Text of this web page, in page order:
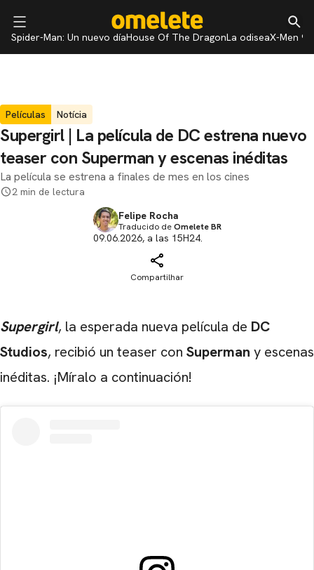
Spider-Man: Un nuevo díaHouse Of The DragonLa odiseaX-Men 97
Películas Notícia
Supergirl | La película de DC estrena nuevo
teaser con Superman y escenas inéditas
La película se estrena a finales de mes en los cines
2 min de lectura
Felipe Rocha
Traducido deOmelete BR
09.06.2026, a las 15H24.
Compartilhar
Supergirl, la esperada nueva película de DC
Studios, recibió un teaser con Superman y escenas
inéditas. ¡Míralo a continuación!